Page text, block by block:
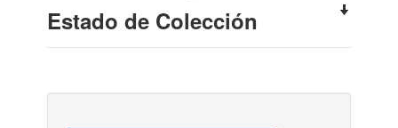
Contacto
Estado de Colección